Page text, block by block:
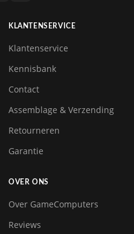
KLANTENSERVICE
Klantenservice
Kennisbank
Contact
Assemblage & Verzending
Retourneren
Garantie
OVER ONS
Over GameComputers
Reviews